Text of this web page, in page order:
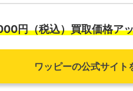
円（税込）買取価格ア
ワッピーの公式サイト